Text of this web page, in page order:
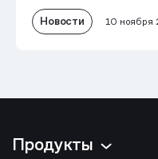
Новости 10 ноября
Продукты